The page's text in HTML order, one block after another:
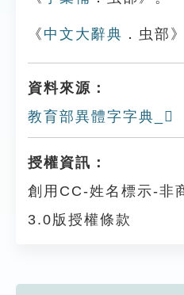
《 中文大辭典 ．虫部
資料來源：
教育部異體字字典_𧔯
授權資訊：
創用CC-姓名標示-非
3.0版授權條款